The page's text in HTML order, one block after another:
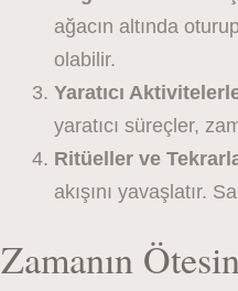
ağacın altında
olabilir.
Yaratıcı
yaratıcı süreçler,
Ritüeller ve
akışını yavaşlatır.
Zamanın